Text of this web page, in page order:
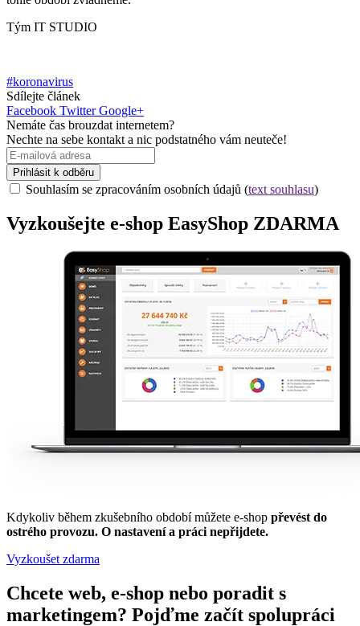
Tým IT STUDIO
#koronavirus
Sdílejte článek
Facebook Twitter Google+
Nemáte čas brouzdat internetem?
Nechte na sebe kontakt a nic podstatného vám neuteče!
Prihlásit k odběru
Souhlasím se zpracováním osobních údajů (text souhlasu)
Vyzkoušejte e-shop EasyShop ZDARMA
Kdykoliv během zkušebního období můžete e-shop převést do
ostrého provozu. O nastavení a práci nepřijdete.
Vyzkoušet zdarma
Chcete web, e-shop nebo poradit s
marketingem? Pojďme začít spolupráci